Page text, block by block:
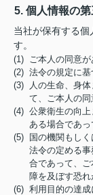
5. 個人情報の
当社が保有する個
す。
(1) ご本人の同意が
(2) 法令の規定に基
(3) 人の生命、身体
て、ご本人の同
(4) 公衆衛生の向上
ある場合であっ
(5) 国の機関もしく
法令の定める
合であって、
障を及ぼす恐れ
(6) 利用目的の達成